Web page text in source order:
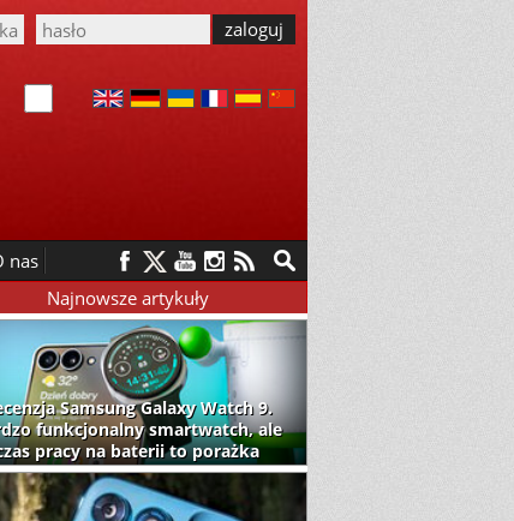
nas
Najnowsze artykuły
Samsung Galaxy Watch 9.
funkcjonalny smartwatch, ale
pracy na baterii to porażka